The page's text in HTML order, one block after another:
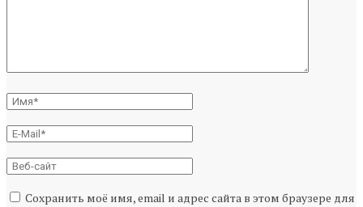
Сохранить моё имя, email и адрес сайта в этом браузере для